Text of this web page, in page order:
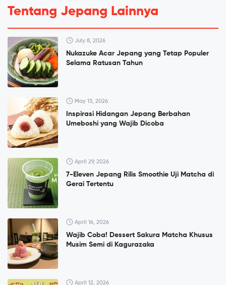
Tentang Jepang Lainnya
July 8, 2026
Nukazuke Acar Jepang yang Tetap Populer
Selama Ratusan Tahun
May 13, 2026
Inspirasi Hidangan Jepang Berbahan
Umeboshi yang Wajib Dicoba
April 29, 2026
7-Eleven Jepang Rilis Smoothie Uji Matcha di
Gerai Tertentu
April 16, 2026
Wajib Coba! Dessert Sakura Matcha Khusus
Musim Semi di Kagurazaka
April 12, 2026